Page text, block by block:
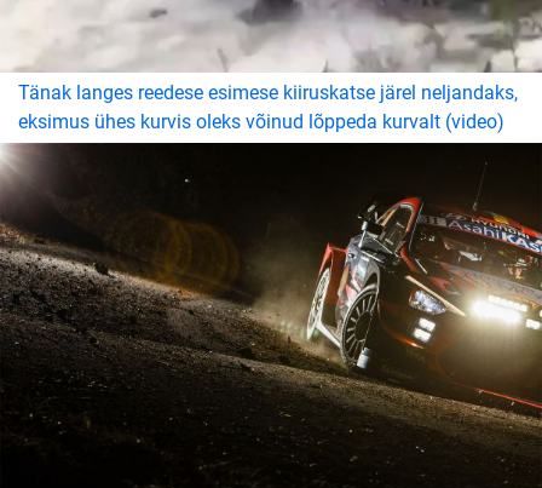
Tänak langes reedese esimese kiiruskatse järel neljandaks,
eksimus ühes kurvis oleks võinud lõppeda kurvalt (video)